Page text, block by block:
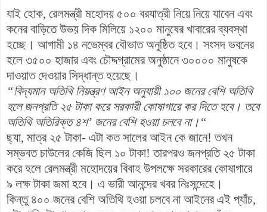
যাই হোক, রেলমন্ত্রী মহোদয় ৫০০ বরযাত্রী নিয়ে নিয়ে যাবেন এবং
কনের বাড়িতে উভয় দিক মিলিয়ে ১২০০ মানুষের খাবারের ব্যবস্থা
হচ্ছে। আগামী ১৪ নভেম্বর বৌভাত অনুষ্ঠিত হবে। সংসদ ভবনের
হলে ৩৫০০ হাজার এবং চৌদ্দগ্রামের অনুষ্ঠানে ৩০০০০ মানুষকে
দাওয়াত দেওয়ার সিদ্ধান্ত হয়েছে।
“বিদ্যমান অতিথি নিয়ন্ত্রণ আইন অনুযায়ী ১০০ জনের বেশি অতিথি
হলে জনপ্রতি ২৫ টাকা করে সরকারী কোষাগারে কর দিতে হবে। তবে
অতিথি অতিরিক্ত ৪শ’ জনের বেশি হওয়া চলবে না।“
ছ্যা, মাত্র ২৫ টাকা- এটা কত সালের আইন কে জানে! তখন
সম্ভবত চাউলের কেজি ছিল ১০ টাকা! তারপরও জনপ্রতি ২৫ টাকা
করে হলে রেলমন্ত্রী মহোদয়ের বিবাহ উপলক্ষে সরকারের কোষাগারে
৯ লক্ষ টাকা জমা হবে। এ ভারী আনন্দের খবর নিঃসন্দেহে।
কিন্তু ৪০০ জনের বেশি অতিথি হওয়া চলবে না আইনের এই প্যাঁচ,